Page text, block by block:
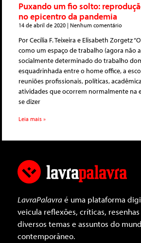
Puxando um fio solto:
no epicentro da pandemia
14 de abril de 2020 Nenhum comentário
Por Cecília F. Teixeira e Elisabeth Zorgetz
como um espaço de trabalho (agora não
socialmente determinado do trabalho
esquadrinhada entre o home office, a
reuniões profissionais, políticas,
atividades que ocorrem normalmente na
se dizer
Leia mais »
LavraPalavraé uma plataforma
veicula reflexões, críticas,
diversos temas e assuntos do
contemporâneo.